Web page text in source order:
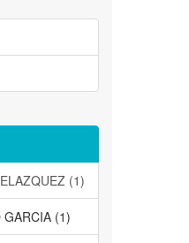
(1)
GARCIA (1)